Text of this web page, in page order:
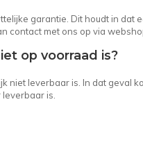
garantie. Dit houdt in
contact met ons op via
op voorraad is?
niet leverbaar is. In dat geval
is.